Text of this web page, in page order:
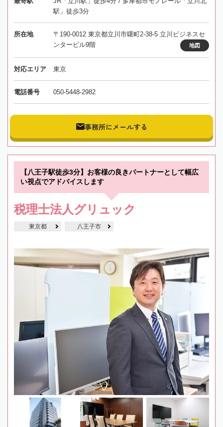
駅」徒歩3分
所在地
〒190-0012 東京都立川市曙町2-38-5 立川ビジネスセ
ンタービル9階
地図
対応エリア 東京
電話番号 050-5448-2982
事務所にメールする
【八王子駅徒歩3分】お客様の良きパートナーとして幅広
い視点でアドバイスします
税理士法人グリュック
東京都 八王子市